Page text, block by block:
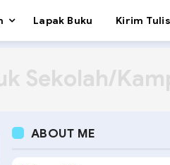
Lapak Buku Kirim
Sekolah/
ABOUT ME